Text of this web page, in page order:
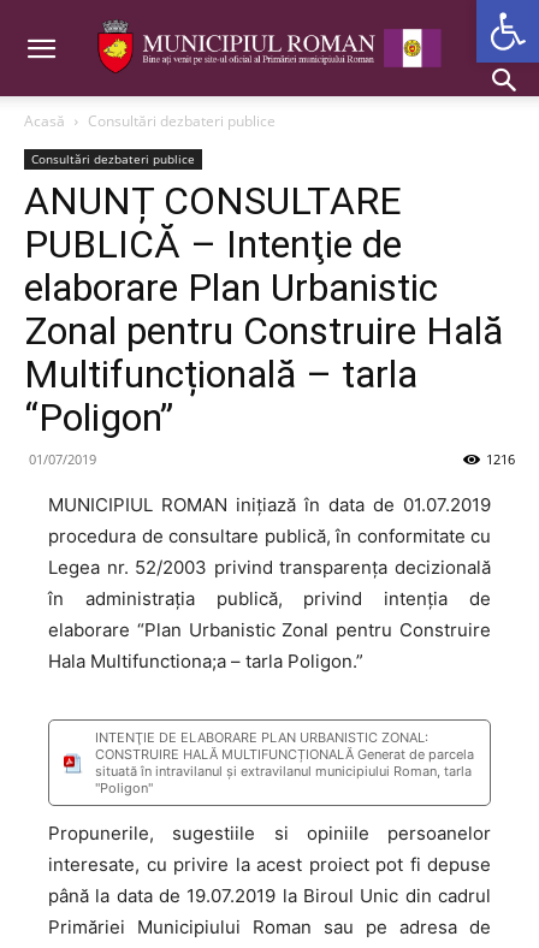
Acasă Consultări dezbateri publice
Consultări dezbateri publice
ANUNȚ CONSULTARE
PUBLICĂ – Intenţie de
elaborare Plan Urbanistic
Zonal pentru Construire Hală
Multifuncțională – tarla
“Poligon”
01/07/2019 1216
MUNICIPIUL ROMAN inițiază în data de 01.07.2019
procedura de consultare publică, în conformitate cu
Legea nr. 52/2003 privind transparența decizională
în administrația publică, privind intenţia de
elaborare “Plan Urbanistic Zonal pentru Construire
Hala Multifunctiona;a – tarla Poligon.”
INTENŢIE DE ELABORARE PLAN URBANISTIC ZONAL:
CONSTRUIRE HALĂ MULTIFUNCȚIONALĂ Generat de parcela
situată în intravilanul și extravilanul municipiului Roman, tarla
''Poligon''
Propunerile, sugestiile si opiniile persoanelor
interesate, cu privire la acest proiect pot fi depuse
până la data de 19.07.2019 la Biroul Unic din cadrul
Primăriei Municipiului Roman sau pe adresa de